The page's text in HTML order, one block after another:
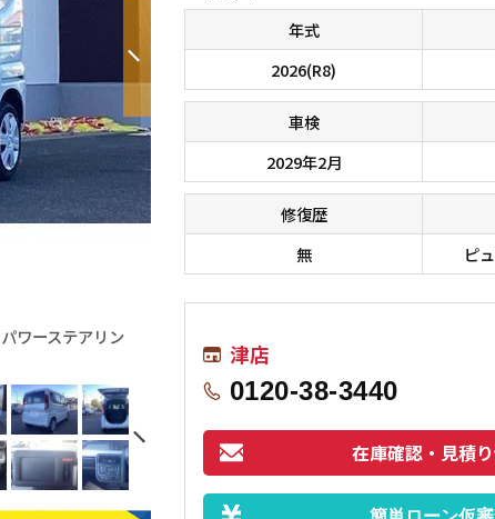
ワーステアリン
年式
2026(R8)
車検
2029年2月
修復歴
無
ピ
津店
0120-38-3440
在庫確認・見積